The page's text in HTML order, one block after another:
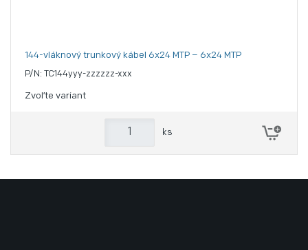
144-vláknový trunkový kábel 6x24 MTP – 6x24 MTP
P/N: TC144yyy-zzzzzz-xxx
Zvoľte variant
ks